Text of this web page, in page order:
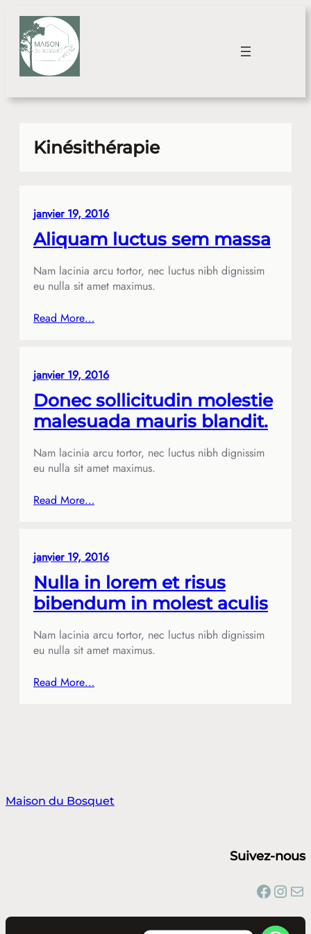
Aller
contenu
Kinésithérapie
janvier 19, 2016
Aliquam luctus sem massa
Nam lacinia arcu tortor, nec luctus nibh dignissim
eu nulla sit amet maximus.
Read More…
janvier 19, 2016
Donec sollicitudin molestie
malesuada mauris blandit.
Nam lacinia arcu tortor, nec luctus nibh dignissim
eu nulla sit amet maximus.
Read More…
janvier 19, 2016
Nulla in lorem et risus
bibendum in molest aculis
Nam lacinia arcu tortor, nec luctus nibh dignissim
eu nulla sit amet maximus.
Read More…
Maison du Bosquet
Suivez-nous
Facebook Instagram E-mail